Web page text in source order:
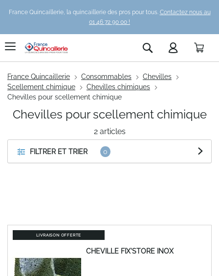
France Quincaillerie, la quincaillerie des pros pour tous. Contactez nous au
01 46 72 90 00 !
Rechercher
France Quincaillerie Consommables
Chevilles
Scellement chimique
Chevilles chimiques
Chevilles pour scellement chimique
FILTRER ET TRIER
2articles
Chevilles pour scellement chimique
LIVRAISON OFFERTE
CHEVILLE FIX'STORE INOX